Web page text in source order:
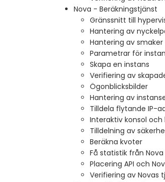
Nova - Beräkningstjänst
Gränssnitt till
Hantering av
Hantering av smaker
Parametrar för
Skapa en instans
Verifiering av
Ögonblicksbilder
Hantering av
Tilldela flytande IP-
Interaktiv konsol och
Tilldelning av
Beräkna kvoter
Få statistik från Nova
Placering API och
Verifiering av Novas